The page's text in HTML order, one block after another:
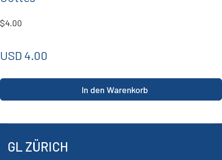
$4.00
USD 4.00
In den Warenkorb
GL ZÜRICH